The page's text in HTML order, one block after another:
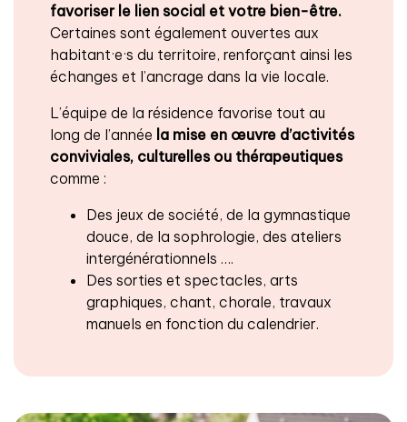
favoriser le lien social et votre bien-être.
Certaines sont également ouvertes aux
habitant·e·s du territoire, renforçant ainsi les
échanges et l’ancrage dans la vie locale.
L’équipe de la résidence favorise tout au
long de l’année la mise en œuvre d’activités
conviviales, culturelles ou thérapeutiques
comme :
Des jeux de société, de la gymnastique
douce, de la sophrologie, des ateliers
intergénérationnels ….
Des sorties et spectacles, arts
graphiques, chant, chorale, travaux
manuels en fonction du calendrier.